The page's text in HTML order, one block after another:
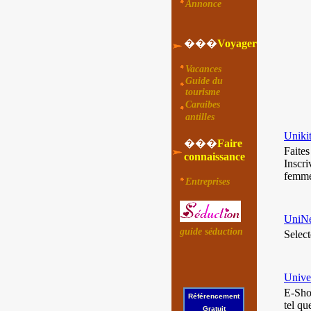
Annonce
���Voyager
Vacances
Guide du
tourisme
Caraibes
antilles
���Faire
connaissance
Entreprises
guide séduction
Référencement
Gratuit
E-
tel